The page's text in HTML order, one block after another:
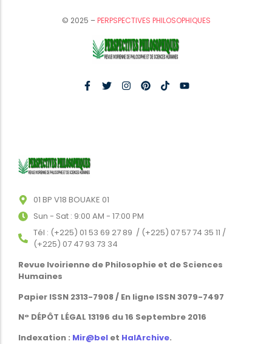
© 2025 –PERPSPECTIVES PHILOSOPHIQUES
01 BP V18 BOUAKE 01
Sun - Sat : 9:00 AM - 17:00 PM
Tél : (+225) 01 53 69 27 89 / (+225) 07 57 74 35 11 /
(+225) 07 47 93 73 34
Revue Ivoirienne de Philosophie et de Sciences
Humaines
Papier ISSN 2313-7908 / En ligne ISSN 3079-7497
N° DÉPÔT LÉGAL 13196 du 16 Septembre 2016
Indexation : Mir@bel et HalArchive.